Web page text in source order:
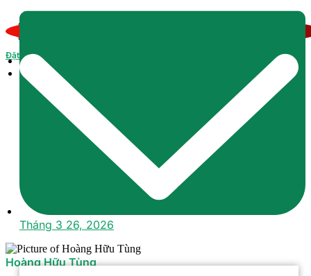
Kiến thức niềng răng
Tin tức
Liên hệ
Đặt lịch
Tháng 3 26, 2026
Hoàng Hữu Tùng